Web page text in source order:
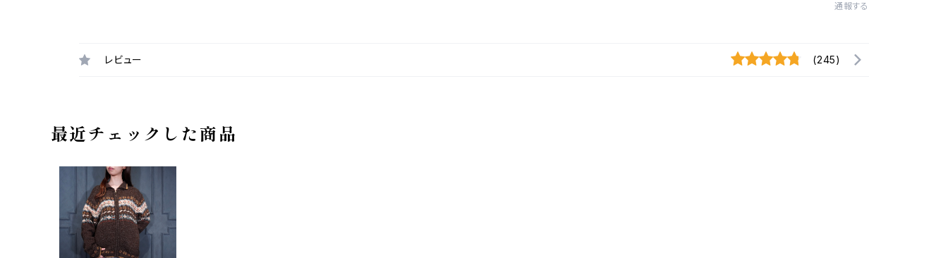
通報する
レビュー (245)
最近チェックした商品